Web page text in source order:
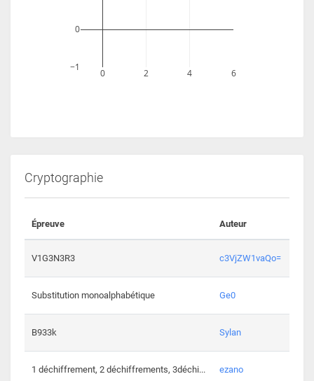
0 2 4 6
−1
0
Cryptographie
Épreuve Auteur
V1G3N3R3 c3VjZW1vaQo=
Substitution monoalphabétique Ge0
B933k Sylan
1 déchiffrement, 2 déchiffrements, 3déchi... ezano